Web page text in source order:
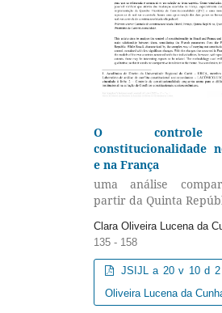
O
constitucionalidade
e na França
uma análise
partir da Quinta
Clara Oliveira Lucena da
135 - 158
JSIJL a 20 v 10 d 2
Oliveira Lucena da